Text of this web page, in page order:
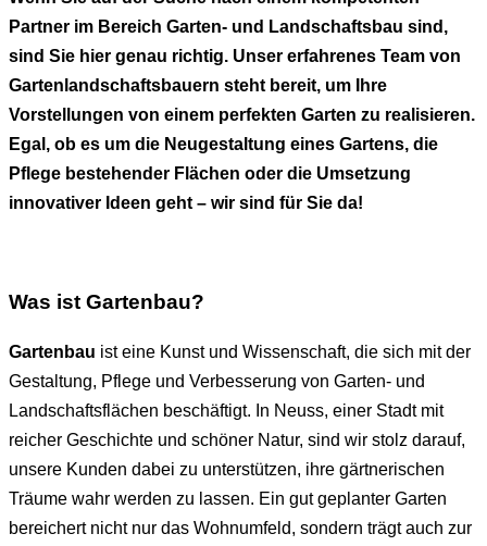
Partner im Bereich Garten- und Landschaftsbau sind,
sind Sie hier genau richtig. Unser erfahrenes Team von
Gartenlandschaftsbauern steht bereit, um Ihre
Vorstellungen von einem perfekten Garten zu realisieren.
Egal, ob es um die Neugestaltung eines Gartens, die
Pflege bestehender Flächen oder die Umsetzung
innovativer Ideen geht – wir sind für Sie da!
Was ist Gartenbau?
Gartenbau ist eine Kunst und Wissenschaft, die sich mit der
Gestaltung, Pflege und Verbesserung von Garten- und
Landschaftsflächen beschäftigt. In Neuss, einer Stadt mit
reicher Geschichte und schöner Natur, sind wir stolz darauf,
unsere Kunden dabei zu unterstützen, ihre gärtnerischen
Träume wahr werden zu lassen. Ein gut geplanter Garten
bereichert nicht nur das Wohnumfeld, sondern trägt auch zur